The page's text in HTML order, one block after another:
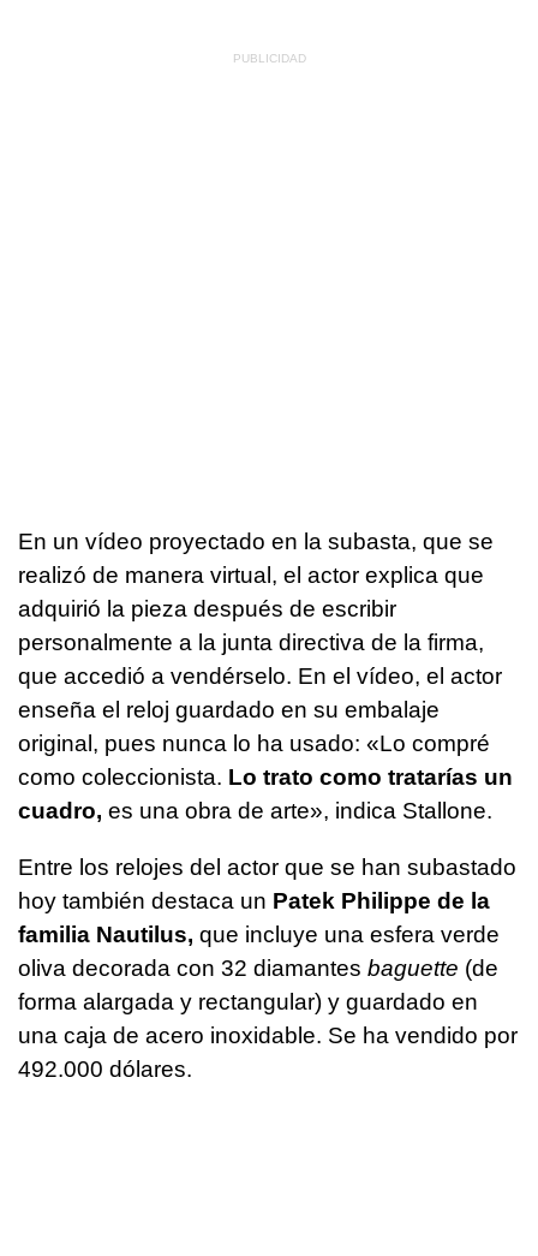
En un vídeo proyectado en la subasta, que se
realizó de manera virtual, el actor explica que
adquirió la pieza después de escribir
personalmente a la junta directiva de la firma,
que accedió a vendérselo. En el vídeo, el actor
enseña el reloj guardado en su embalaje
original, pues nunca lo ha usado: «Lo compré
como coleccionista. Lo trato como tratarías un
cuadro, es una obra de arte», indica Stallone.
Entre los relojes del actor que se han subastado
hoy también destaca un Patek Philippe de la
familia Nautilus, que incluye una esfera verde
oliva decorada con 32 diamantes baguette (de
forma alargada y rectangular) y guardado en
una caja de acero inoxidable. Se ha vendido por
492.000 dólares.